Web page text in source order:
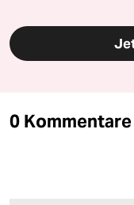
0 Kommentare